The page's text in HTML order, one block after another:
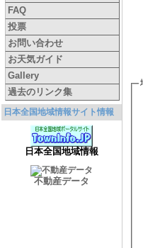
FAQ
投票
お問い合わせ
お天気ガイド
Gallery
過去のリンク集
日本全国地域情報サイト情報
日本全国地域情報
不動産データ